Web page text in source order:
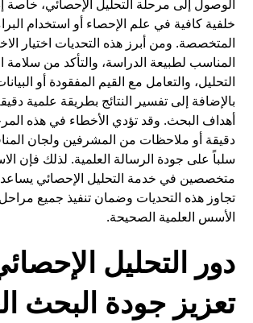
الوصول إلى مرحلة التحليل الإحصائي، خاصة
خلفية كافية في علم الإحصاء أو استخدام
المتخصصة. ومن أبرز هذه التحديات اختيار
المناسب لطبيعة الدراسة، والتأكد من سلامة
التحليل، والتعامل مع القيم المفقودة أو
بالإضافة إلى تفسير النتائج بطريقة علمية
أهداف البحث. وقد تؤدي الأخطاء في هذه
دقيقة أو ملاحظات من المشرفين ولجان
سلباً على جودة الرسالة العلمية. لذلك فإن
متخصصين في خدمة التحليل الإحصائي
تجاوز هذه التحديات وضمان تنفيذ جميع
الأسس العلمية الصحيحة.
دور التحليل
تعزيز جودة البحث